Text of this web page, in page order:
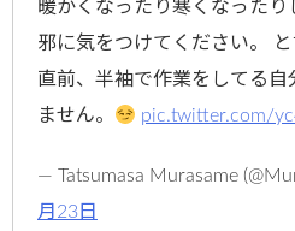
暖かくなったり寒くなった
邪に気をつけてください。
直前、半袖で作業をしてる
ません。
pic.twitter.com/
— Tatsumasa Murasame
月23日